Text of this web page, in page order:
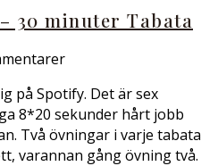
30 minuter Tabata
på Spotify. Det är sex
8*20 sekunder hårt jobb
Två övningar i varje tabata
varannan gång övning två.